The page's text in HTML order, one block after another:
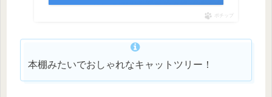
ポチップ
本棚みたいでおしゃれなキャットツリー！